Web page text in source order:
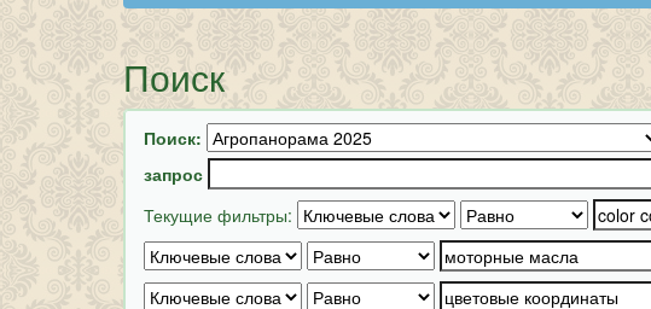
Поиск
Поиск:
запрос
Текущие фильтры: